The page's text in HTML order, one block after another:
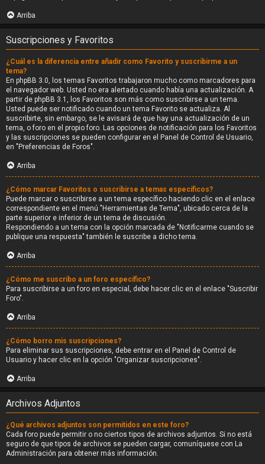
Arriba
Suscripciones y Favoritos
¿Cuál es la diferencia entre añadir como Favorito y suscribirme a un
tema?
En phpBB 3.0, los temas Favoritos trabajaron mucho como marcadores para
el navegador web. Usted no era alertado cuando había una actualización. A
partir de phpBB 3.1, los Favoritos son más como suscribirse a un tema.
Usted puede ser notificado cuando un tema Favorito se actualiza. Al
suscribirte, sin embargo, se le avisará de que hay una actualización de un
tema, o foro en el propio foro. Las opciones de notificación para los Favoritos
y las suscripciones se pueden configurar en el Panel de Control de Usuario,
en "Preferencias de Foros".
Arriba
¿Cómo marcar Favoritos o suscribirse a temas específicos?
Puede marcar o suscribirse a un tema específico haciendo clic en el enlace
correspondiente en el menú "Herramientas de Tema", ubicado cerca de la
parte superior e inferior de un tema de discusión.
Respondiendo a un tema con la opción marcada de "Notificarme cuando se
publique una respuesta" también le suscribe a dicho tema.
Arriba
¿Cómo me suscribo a un foro específico?
Para suscribirse a un foro en especial, debe hacer clic en el enlace "Suscribir
Foro".
Arriba
¿Cómo borro mis suscripciones?
Para eliminar sus suscripciones, debe entrar en el Panel de Control de
Usuario y hacer clic en la opción "Organizar suscripciones".
Arriba
Archivos Adjuntos
¿Qué archivos adjuntos son permitidos en este foro?
Cada foro puede permitir o no ciertos tipos de archivos adjuntos. Si no está
seguro de que tipos de archivos se pueden cargar, comuníquese con La
Administración para obtener más información.